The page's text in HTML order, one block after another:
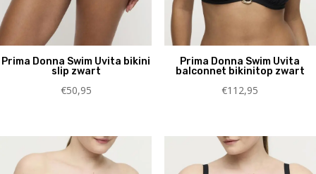
Prima Donna Swim Uvita bikini
slip zwart
€50,95
Prima Donna Swim Uvita
balconnet bikinitop zwart
€112,95